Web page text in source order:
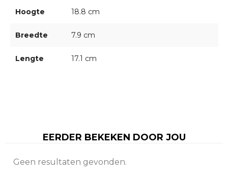
Hoogte 18.8 cm
Breedte 7.9 cm
Lengte 17.1 cm
EERDER BEKEKEN DOOR JOU
Geen resultaten gevonden.